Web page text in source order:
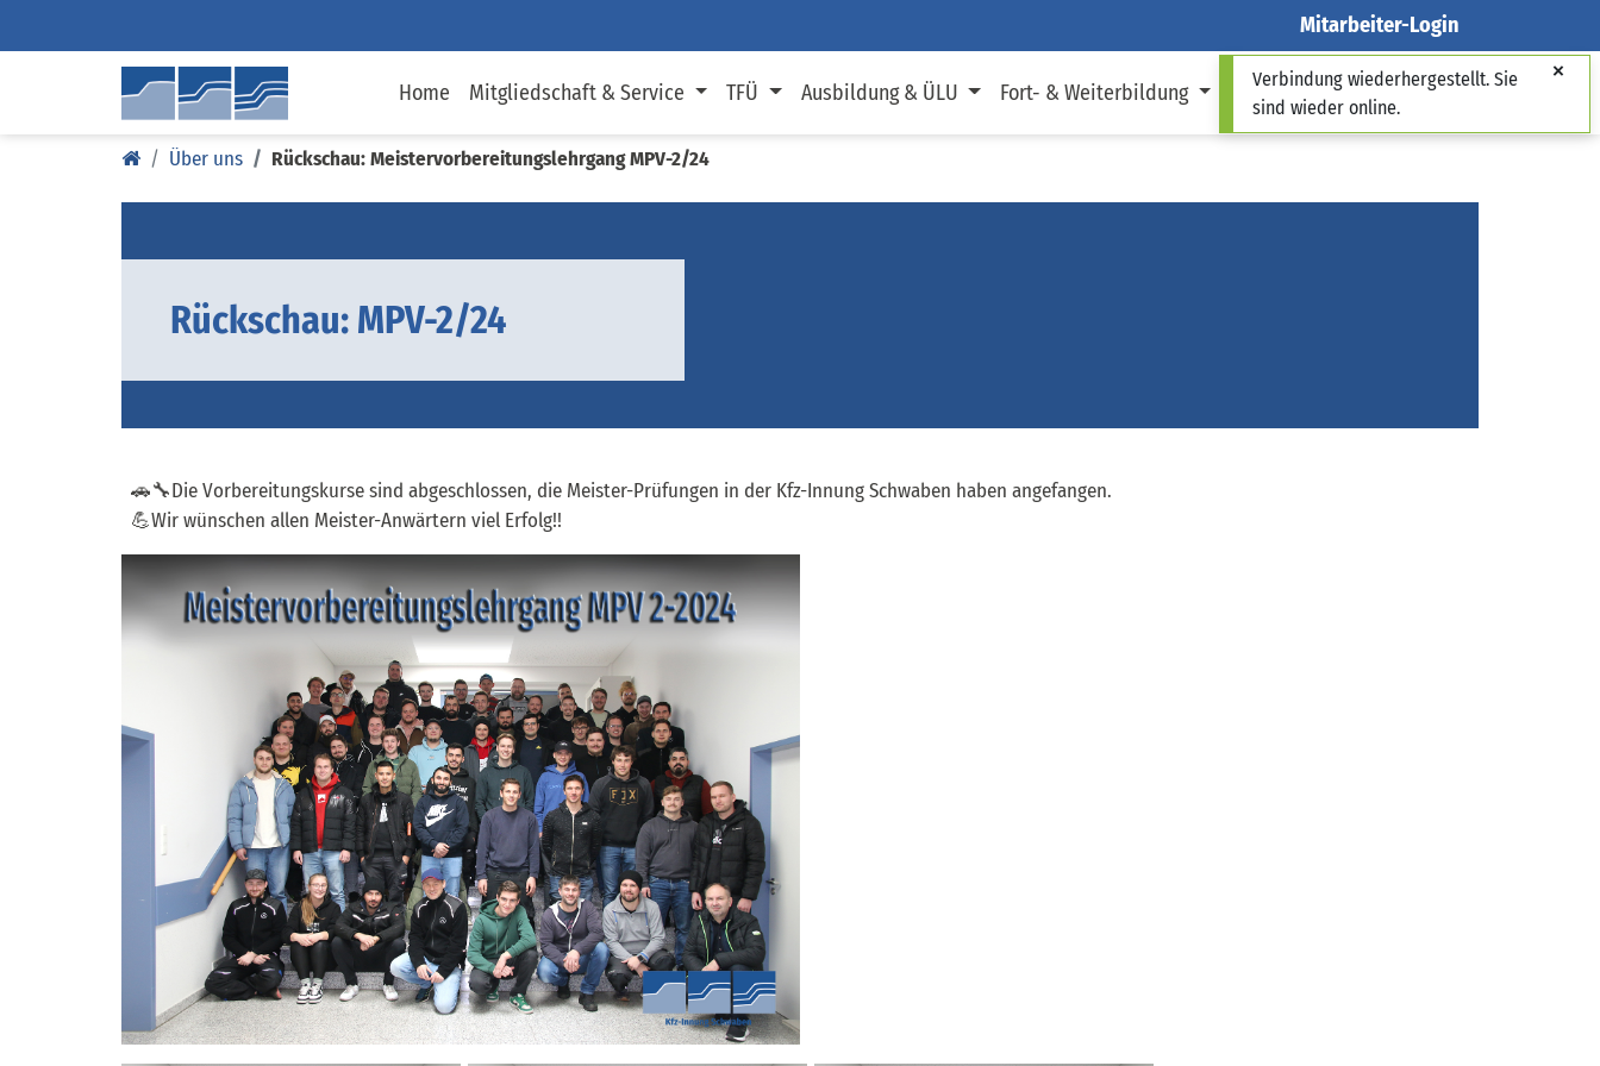
Mitarbeiter-Login
Home Mitgliedschaft & Service TFÜ Ausbildung & ÜLU Fort- & Weiterbildung Über uns
Über uns Rückschau: Meistervorbereitungslehrgang MPV-2/24
Rückschau: MPV-2/24
🚗🔧Die Vorbereitungskurse sind abgeschlossen, die Meister-Prüfungen in der Kfz-Innung Schwaben haben angefangen.
💪Wir wünschen allen Meister-Anwärtern viel Erfolg!!
Verbindung wiederhergestellt. Sie
sind wieder online.